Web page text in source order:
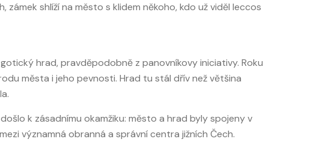
shlíží na město s klidem někoho, kdo už viděl leccos
hrad, pravděpodobně z panovníkovy iniciativy. Roku
města i jeho pevnosti. Hrad tu stál dřív než většina
k zásadnímu okamžiku: město a hrad byly spojeny v
významná obranná a správní centra jižních Čech.